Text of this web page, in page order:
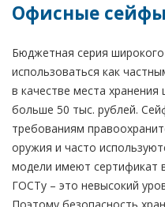
Офисные
Бюджетная серия
использоваться как
в качестве места
больше 50 тыс. рублей.
требованиям
оружия и часто
модели имеют сертификат
ГОСТу – это невысокий